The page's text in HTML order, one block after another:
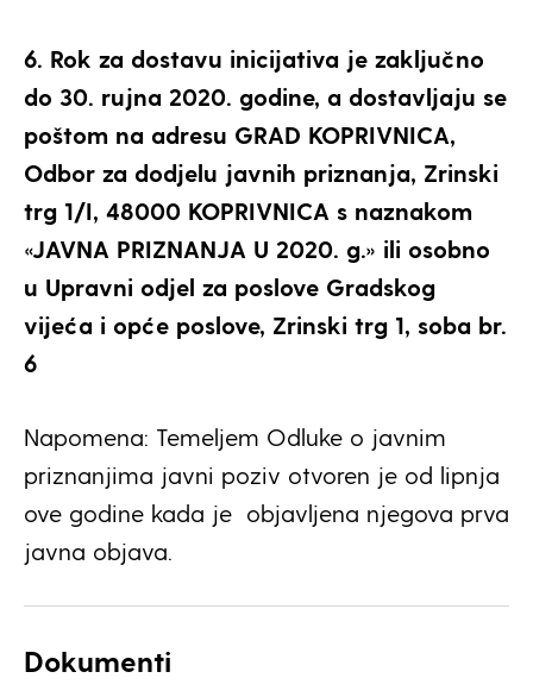
6. Rok za dostavu inicijativa je zaključno
do 30. rujna 2020. godine, a dostavljaju se
poštom na adresu GRAD KOPRIVNICA,
Odbor za dodjelu javnih priznanja, Zrinski
trg 1/I, 48000 KOPRIVNICA s naznakom
«JAVNA PRIZNANJA U 2020. g.» ili osobno
u Upravni odjel za poslove Gradskog
vijeća i opće poslove, Zrinski trg 1, soba br.
6
Napomena: Temeljem Odluke o javnim
priznanjima javni poziv otvoren je od lipnja
ove godine kada je objavljena njegova prva
javna objava.
Dokumenti